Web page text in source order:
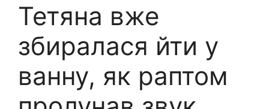
Тетяна вже
збиралася йти у
ванну, як раптом